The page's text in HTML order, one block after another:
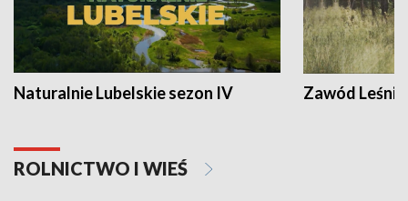
Naturalnie Lubelskie sezon IV Zawód Leśnik
ROLNICTWO I WIEŚ